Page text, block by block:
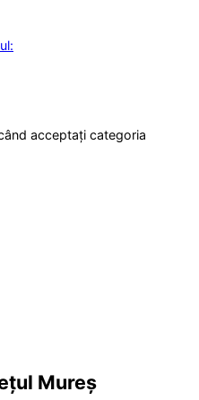
acceptați categoria
Mureș